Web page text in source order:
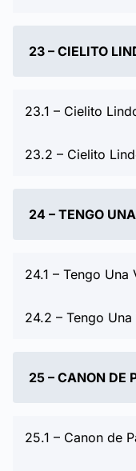
23 – CIELITO
23.1 – Cielito
23.2 – Cielito
24 – TENGO
24.1 – Tengo Una
24.2 – Tengo
25 – CANON DE
25.1 – Canon de